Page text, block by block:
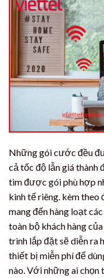
Những gói cước đều
cả tốc độ lẫn giá thành
tìm được gói phù hợp
kinh tế riêng. kèm
mang đến hàng loạt
toàn bộ khách hàng
trình lắp đặt sẽ diễn ra
thiết bị miễn phí để
nào. Với những ai chọn